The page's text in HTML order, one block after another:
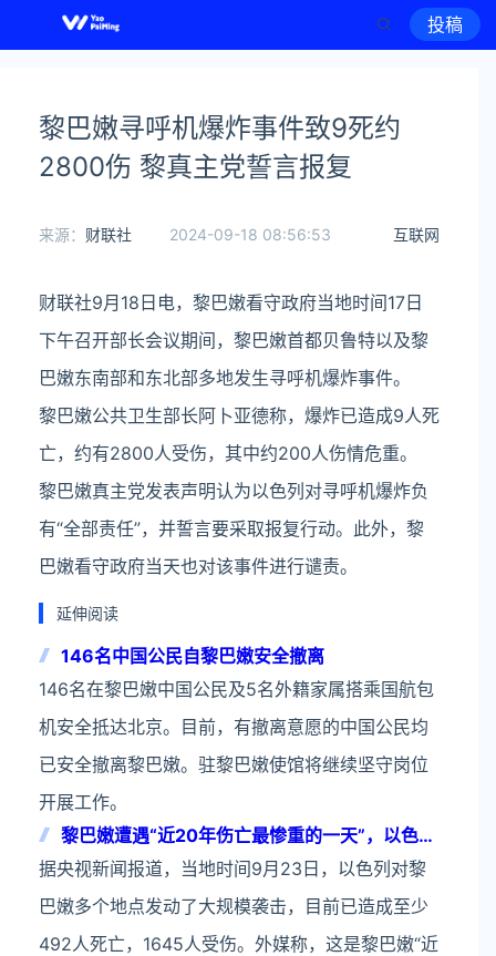
投稿
黎巴嫩寻呼机爆炸事件致9死约
2800伤 黎真主党誓言报复
互联网
来源： 财联社 2024-09-18 08:56:53
财联社9月18日电，黎巴嫩看守政府当地时间17日
下午召开部长会议期间，黎巴嫩首都贝鲁特以及黎
巴嫩东南部和东北部多地发生寻呼机爆炸事件。
黎巴嫩公共卫生部长阿卜亚德称，爆炸已造成9人死
亡，约有2800人受伤，其中约200人伤情危重。
黎巴嫩真主党发表声明认为以色列对寻呼机爆炸负
有“全部责任”，并誓言要采取报复行动。此外，黎
巴嫩看守政府当天也对该事件进行谴责。
延伸阅读
146名中国公民自黎巴嫩安全撤离
146名在黎巴嫩中国公民及5名外籍家属搭乘国航包
机安全抵达北京。目前，有撤离意愿的中国公民均
已安全撤离黎巴嫩。驻黎巴嫩使馆将继续坚守岗位
开展工作。
黎巴嫩遭遇“近20年伤亡最惨重的一天”，以色列
大规模袭击已致超2000人死伤
据央视新闻报道，当地时间9月23日，以色列对黎
巴嫩多个地点发动了大规模袭击，目前已造成至少
492人死亡，1645人受伤。外媒称，这是黎巴嫩“近